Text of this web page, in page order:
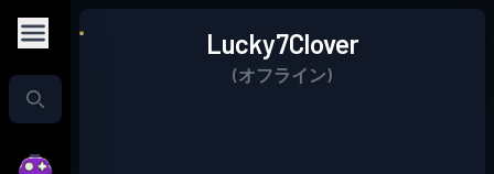
Lucky7Clover
(オフライン)